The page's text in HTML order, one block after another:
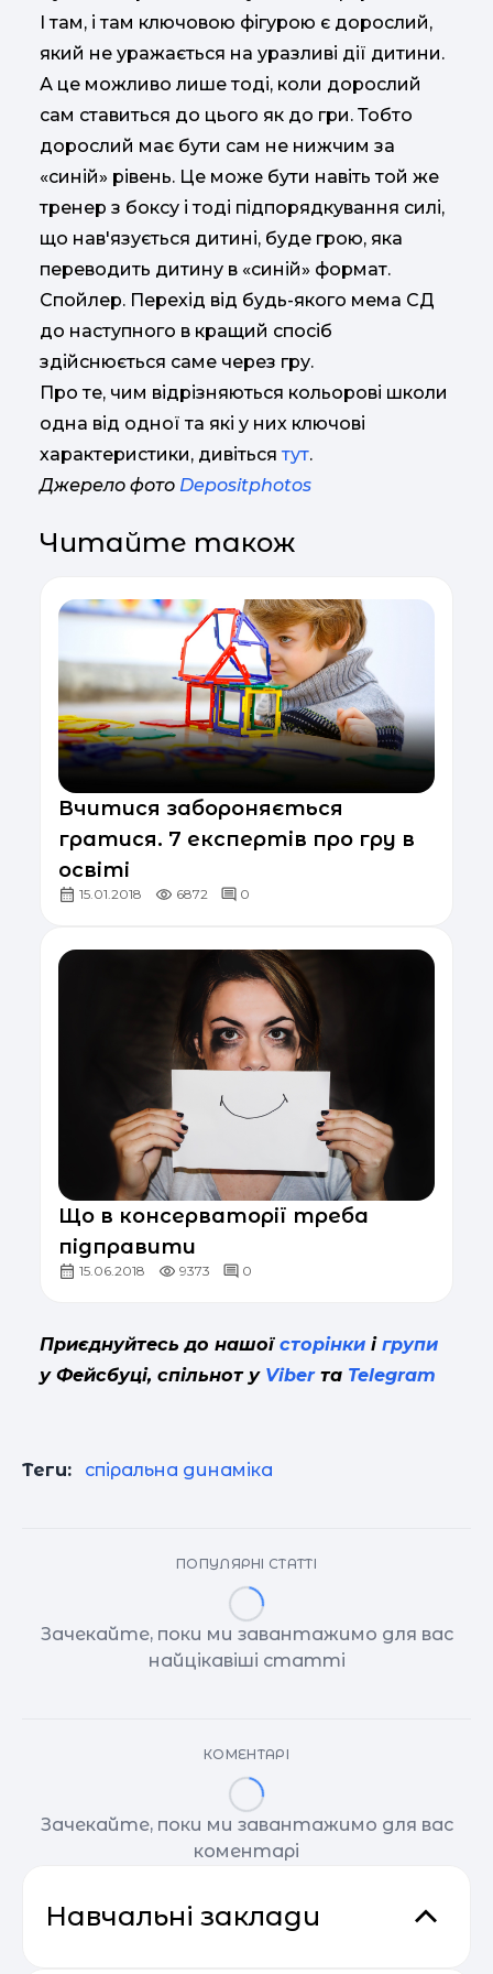
І там, і там ключовою фігурою є дорослий,
який не уражається на уразливі дії дитини.
А це можливо лише тоді, коли дорослий
сам ставиться до цього як до гри. Тобто
дорослий має бути сам не нижчим за
«синій» рівень. Це може бути навіть той же
тренер з боксу і тоді підпорядкування силі,
що нав'язується дитині, буде грою, яка
переводить дитину в «синій» формат.
Спойлер. Перехід від будь-якого мема СД
до наступного в кращий спосіб
здійснюється саме через гру.
Про те, чим відрізняються кольорові школи
одна від одної та які у них ключові
характеристики, дивіться тут.
Джерело фото Depositphotos
Читайте також
Вчитися забороняється
гратися. 7 експертів про гру в
освіті
15.01.2018 6872 0
Що в консерваторії треба
підправити
15.06.2018 9373 0
Приєднуйтесь до нашоїсторінки ігрупи
у Фейсбуці, спільнот уViberта Telegram
Теги: спіральна динаміка
ПОПУЛЯРНІ СТАТТІ
Зачекайте, поки ми завантажимо для вас
найцікавіші статті
КОМЕНТАРІ
Зачекайте, поки ми завантажимо для вас
коментарі
Навчальні заклади